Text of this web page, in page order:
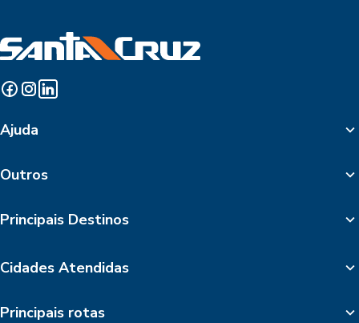
Ajuda
Outros
Principais Destinos
Cidades Atendidas
Principais rotas